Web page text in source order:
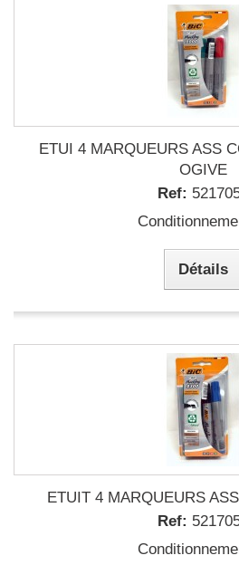
ETUI 4 MARQUEURS ASS
OGIVE
Ref:
Détails
ETUIT 4 MARQUEURS
Ref: